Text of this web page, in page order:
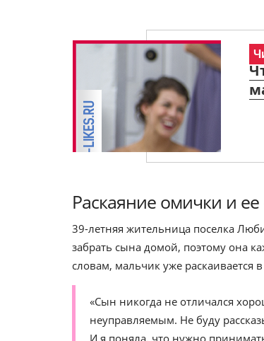
Раскаяние омички и
39-летняя жительница поселка
забрать сына домой, поэтому она
словам, мальчик уже раскаивается
«Сын никогда не отличался
неуправляемым. Не буду
И я поняла, что нужно